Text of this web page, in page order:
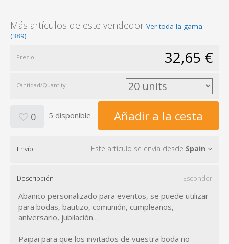
Más artículos de este vendedor Ver toda la gama
(389)
Precio 32,65 €
Cantidad/Quantity
0 5 disponible Añadir a la cesta
Envío Este artículo se envía desde Spain
Descripción Esconder
Abanico personalizado para eventos, se puede utilizar
para bodas, bautizo, comunión, cumpleaños,
aniversario, jubilación…
Paipai para que los invitados de vuestra boda no